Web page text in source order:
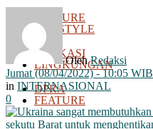
FEATURE
EDUKASI
DPRA
LIFESTYLE
LINGKUNGAN
FEATURE
Oleh Redaksi
Jumat (08/04/2022) - 10:05 WIB
in INTERNASIONAL
0